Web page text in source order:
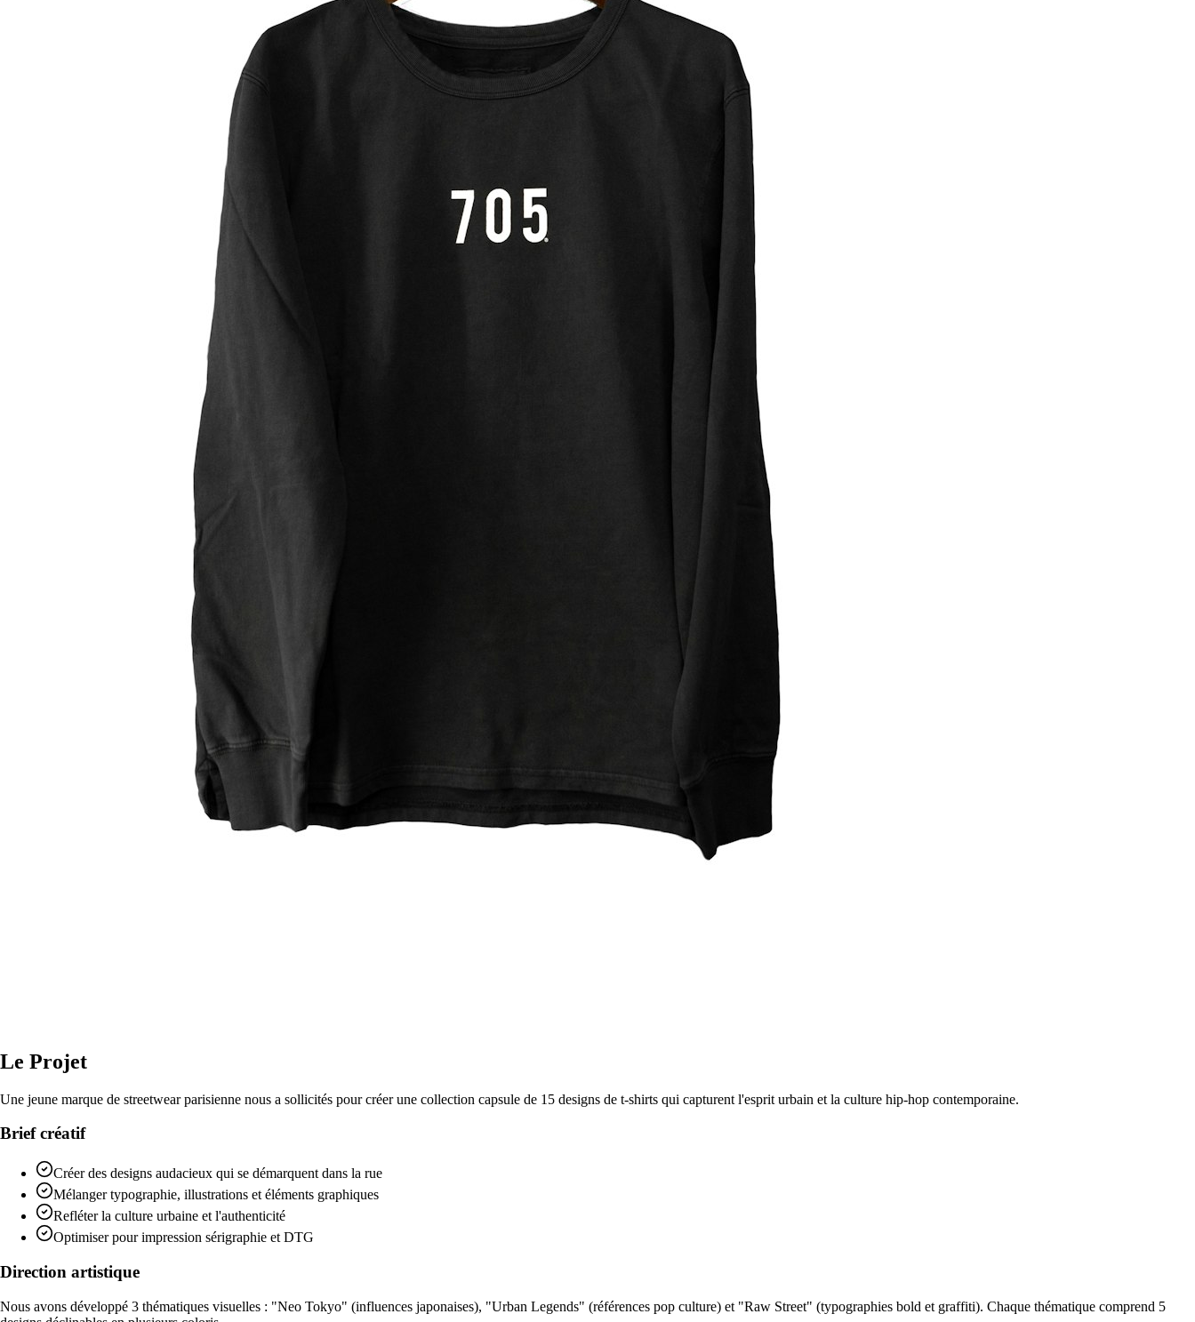
Le Projet
Une jeune marque de streetwear parisienne nous a sollicités pour créer une collection capsule de 15 designs de t-shirts qui capturent l'esprit urbain et la culture hip-hop contemporaine.
Brief créatif
Créer des designs audacieux qui se démarquent dans la rue
Mélanger typographie, illustrations et éléments graphiques
Refléter la culture urbaine et l'authenticité
Optimiser pour impression sérigraphie et DTG
Direction artistique
Nous avons développé 3 thématiques visuelles : "Neo Tokyo" (influences japonaises), "Urban Legends" (références pop culture) et "Raw Street" (typographies bold et graffiti). Chaque thématique comprend 5